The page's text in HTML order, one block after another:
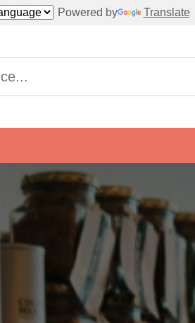
Powered by Translate